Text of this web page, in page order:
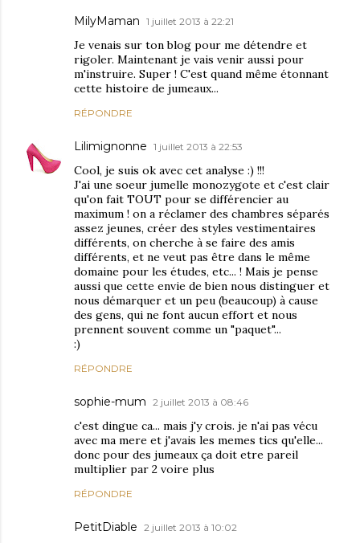
MilyMaman 1 juillet 2013 à 22:21
Je venais sur ton blog pour me détendre et
rigoler. Maintenant je vais venir aussi pour
m'instruire. Super ! C'est quand même étonnant
cette histoire de jumeaux...
RÉPONDRE
Lilimignonne 1 juillet 2013 à 22:53
Cool, je suis ok avec cet analyse :) !!!
J'ai une soeur jumelle monozygote et c'est clair
qu'on fait TOUT pour se différencier au
maximum ! on a réclamer des chambres séparés
assez jeunes, créer des styles vestimentaires
différents, on cherche à se faire des amis
différents, et ne veut pas être dans le même
domaine pour les études, etc... ! Mais je pense
aussi que cette envie de bien nous distinguer et
nous démarquer et un peu (beaucoup) à cause
des gens, qui ne font aucun effort et nous
prennent souvent comme un "paquet"...
:)
RÉPONDRE
sophie-mum 2 juillet 2013 à 08:46
c'est dingue ca... mais j'y crois. je n'ai pas vécu
avec ma mere et j'avais les memes tics qu'elle...
donc pour des jumeaux ça doit etre pareil
multiplier par 2 voire plus
RÉPONDRE
PetitDiable 2 juillet 2013 à 10:02